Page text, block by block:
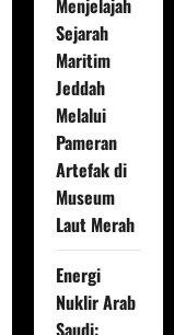
Menjelajah
Sejarah
Maritim
Jeddah
Melalui
Pameran
Artefak di
Museum
Laut Merah
Energi
Nuklir Arab
Saudi: